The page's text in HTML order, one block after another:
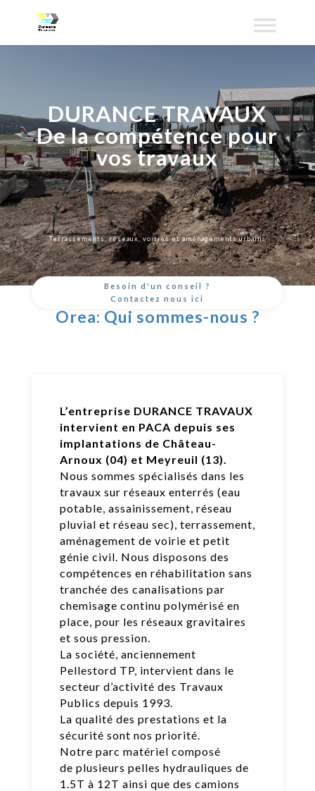
DURANCE TRAVAUX
De la compétence pour
vos travaux
Terrassements, réseaux, voiries et aménagements urbains
Besoin d'un conseil ?
Contactez nous ici
Orea: Qui sommes-nous ?
L’entreprise DURANCE TRAVAUX
intervient en PACA depuis ses
implantations de Château-
Arnoux (04) et Meyreuil (13).
Nous sommes spécialisés dans les
travaux sur réseaux enterrés (eau
potable, assainissement, réseau
pluvial et réseau sec), terrassement,
aménagement de voirie et petit
génie civil. Nous disposons des
compétences en réhabilitation sans
tranchée des canalisations par
chemisage continu polymérisé en
place, pour les réseaux gravitaires
et sous pression.
La société, anciennement
Pellestord TP, intervient dans le
secteur d’activité des Travaux
Publics depuis 1993.
La qualité des prestations et la
sécurité sont nos priorité.
Notre parc matériel composé
de plusieurs pelles hydrauliques de
1.5T à 12T ainsi que des camions